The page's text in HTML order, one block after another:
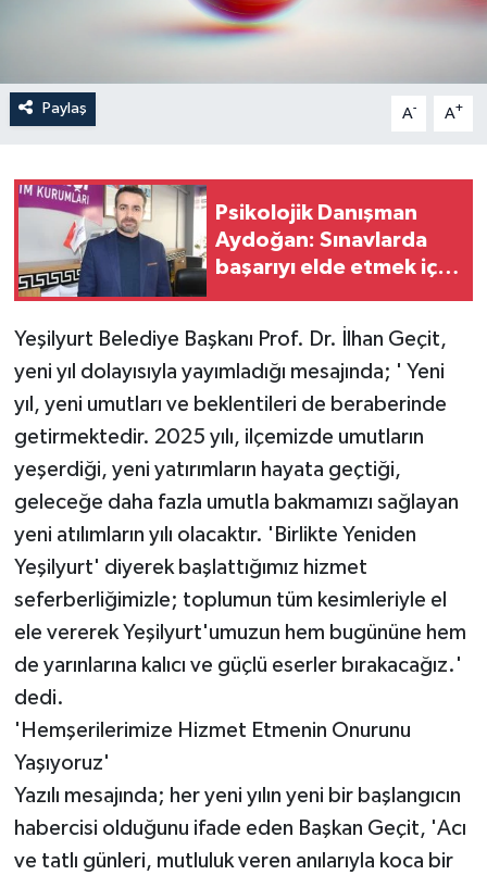
Paylaş A- A+
Psikolojik Danışman
Aydoğan: Sınavlarda
başarıyı elde etmek için
süreklilik şart
Yeşilyurt Belediye Başkanı Prof. Dr. İlhan Geçit,
yeni yıl dolayısıyla yayımladığı mesajında; ' Yeni
yıl, yeni umutları ve beklentileri de beraberinde
getirmektedir. 2025 yılı, ilçemizde umutların
yeşerdiği, yeni yatırımların hayata geçtiği,
geleceğe daha fazla umutla bakmamızı sağlayan
yeni atılımların yılı olacaktır. 'Birlikte Yeniden
Yeşilyurt' diyerek başlattığımız hizmet
seferberliğimizle; toplumun tüm kesimleriyle el
ele vererek Yeşilyurt'umuzun hem bugününe hem
de yarınlarına kalıcı ve güçlü eserler bırakacağız.'
dedi.
'Hemşerilerimize Hizmet Etmenin Onurunu
Yaşıyoruz'
Yazılı mesajında; her yeni yılın yeni bir başlangıcın
habercisi olduğunu ifade eden Başkan Geçit, 'Acı
ve tatlı günleri, mutluluk veren anılarıyla koca bir
Yaşam